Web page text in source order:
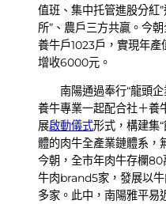
值班、集中托管進股分紅
所”、農戶三方共贏。今
養牛戶1023戶，實現年
增收6000元。
南陽通過奉行“龍頭
養牛專業一起配合社＋養
展啟動儀式形式，構建集
體的肉牛全產業鏈體系，
今朝，全市年肉牛存欄80
牛肉brand5家，發展以
多家。此中，南陽雅平易